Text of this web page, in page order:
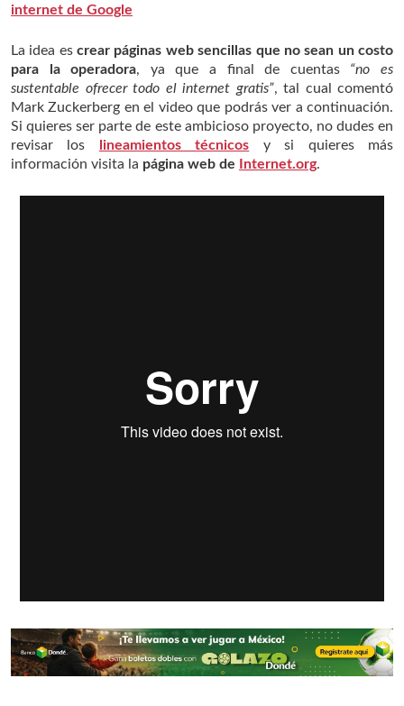
internet de Google
La idea escrear páginas web sencillas que no sean un costo
para la operadora, ya que a final de cuentas “no es
sustentable ofrecer todo el internet gratis”, tal cual comentó
Mark Zuckerberg en el video que podrás ver a continuación.
Si quieres ser parte de este ambicioso proyecto, no dudes en
revisar los
lineamientos técnicos y si quieres más
información visita la página web de Internet.org.